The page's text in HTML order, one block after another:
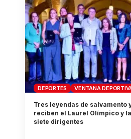
DEPORTES VENTANA
Tres leyendas de salvamento
reciben el Laurel Olímpico y
siete dirigentes